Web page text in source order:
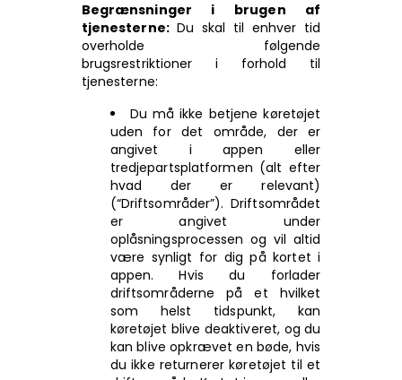
Begrænsninger i brugen af
tjenesterne: Du skal til enhver tid
overholde følgende
brugsrestriktioner i forhold til
tjenesterne:
Du må ikke betjene køretøjet
uden for det område, der er
angivet i appen eller
tredjepartsplatformen (alt efter
hvad der er relevant)
(“Driftsområder”). Driftsområdet
er angivet under
oplåsningsprocessen og vil altid
være synligt for dig på kortet i
appen. Hvis du forlader
driftsområderne på et hvilket
som helst tidspunkt, kan
køretøjet blive deaktiveret, og du
kan blive opkrævet en bøde, hvis
du ikke returnerer køretøjet til et